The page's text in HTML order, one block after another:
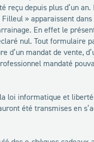
reçu depuis plus d’un
» apparaissent
En effet le
nul. Tout formulaire
d’un mandat de vente,
mandaté
loi informatique et
été transmises en